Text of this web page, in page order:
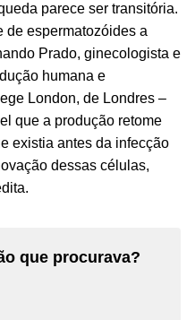
parece ser transitória.
de espermatozóides a
Prado, ginecologista e
humana e
London, de Londres –
que a produção retome
existia antes da infecção
dessas células,
que procurava?